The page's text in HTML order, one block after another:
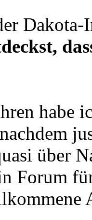
Dakota-
habe
über
Forum